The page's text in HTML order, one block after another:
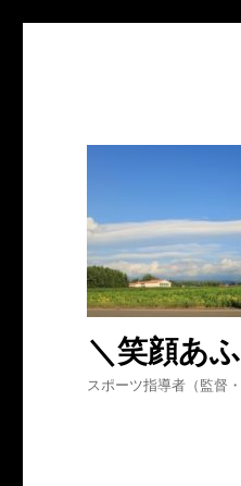
＼笑顔あ
スポーツ指導者（監督